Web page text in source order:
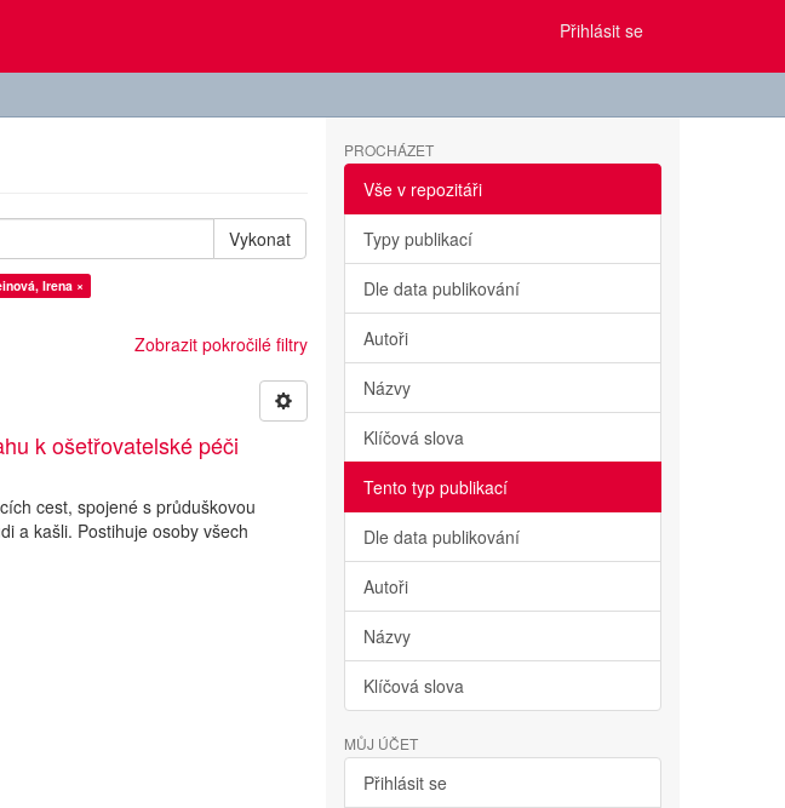
Přihlásit se
Vykonat
Irena ×
Zobrazit pokročilé filtry
k ošetřovatelské péči
cest, spojené s průduškovou
a kašli. Postihuje osoby všech
PROCHÁZET
Vše v repozitáři
Typy publikací
Dle data publikování
Autoři
Názvy
Klíčová slova
Tento typ publikací
Dle data publikování
Autoři
Názvy
Klíčová slova
MŮJ ÚČET
Přihlásit se